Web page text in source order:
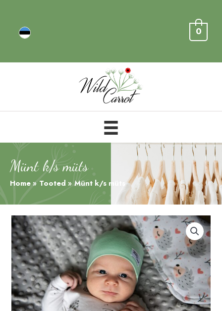
0
Münt k/s müts
Home Tooted Münt k/s müts